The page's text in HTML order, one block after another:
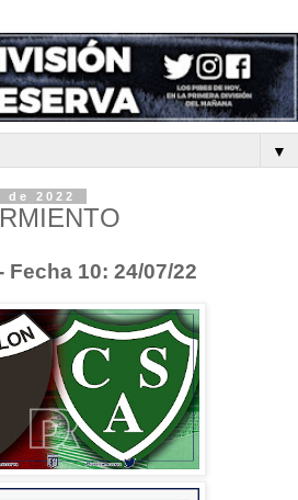
▼
2022
Fecha 10: 24/07/22